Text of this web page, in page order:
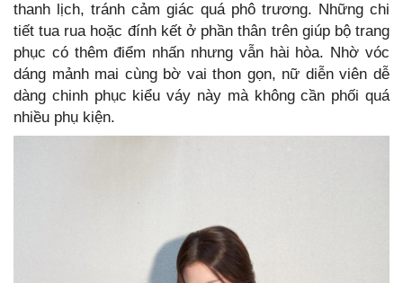
thanh lịch, tránh cảm giác quá phô trương. Những chi
tiết tua rua hoặc đính kết ở phần thân trên giúp bộ trang
phục có thêm điểm nhấn nhưng vẫn hài hòa. Nhờ vóc
dáng mảnh mai cùng bờ vai thon gọn, nữ diễn viên dễ
dàng chinh phục kiểu váy này mà không cần phối quá
nhiều phụ kiện.